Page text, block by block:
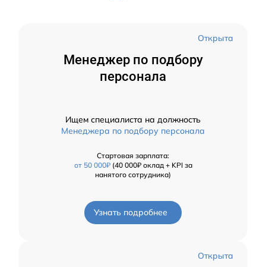
Открыта
Менеджер по подбору
персонала
Ищем специалиста на должность
Менеджера по подбору персонала
Стартовая зарплата:
от 50 000₽(40 000₽ оклад + KPI за
нанятого сотрудника)
Узнать подробнее
Открыта